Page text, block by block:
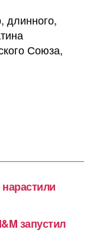
длинного,
Союза,
запустил